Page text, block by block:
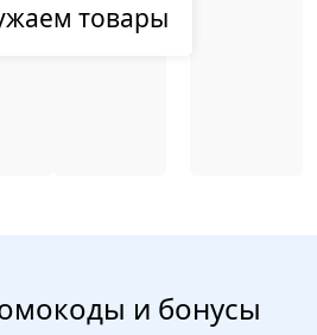
товары
и бонусы